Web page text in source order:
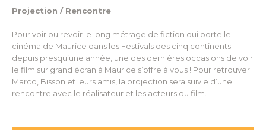
Projection / Rencontre
Pour voir ou revoir le long métrage de fiction qui porte le
cinéma de Maurice dans les Festivals des cinq continents
depuis presqu’une année, une des dernières occasions de voir
le film sur grand écran à Maurice s’offre à vous ! Pour retrouver
Marco, Bisson et leurs amis, la projection sera suivie d’une
rencontre avec le réalisateur et les acteurs du film.